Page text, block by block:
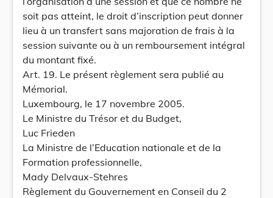
soit pas atteint, le droit d’inscription peut donner
lieu à un transfert sans majoration de frais à la
session suivante ou à un remboursement intégral
du montant fixé.
Art. 19. Le présent règlement sera publié au
Mémorial.
Luxembourg, le 17 novembre 2005.
Le Ministre du Trésor et du Budget,
Luc Frieden
La Ministre de l’Education nationale et de la
Formation professionnelle,
Mady Delvaux-Stehres
Règlement du Gouvernement en Conseil du 2